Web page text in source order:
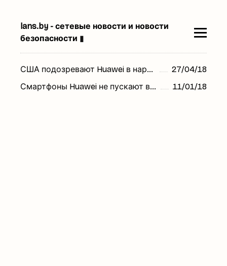
lans.by - сетевые новости и новости
безопасности ▮
США подозревают Huawei в нарушении санкций против Ирана
27/04/18
Смартфоны Huawei не пускают в США, опасаясь шпионажа
11/01/18